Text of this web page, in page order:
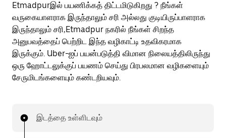
Etmadpurஇல் பயணிக்கத் திட்டமிடுகிறது ? நீங்கள்
வருகையாளராக இருந்தாலும் சரி அல்லது குடியிருப்பாளராக
இருந்தாலும் சரி,Etmadpur நகரில் நீங்கள் சிறந்த
அனுபவத்தைப் பெற்றிட இந்த வழிகாட்டி உதவிகரமாக
இருக்கும். Uber-ஐப் பயன்படுத்தி விமான நிலையத்திலிருந்து
ஒரு ஹோட்டலுக்குப் பயணம் செய்து பிரபலமான வழிகளையும்
சேருமிடங்களையும் கண்டறியவும்.
இடத்தை உள்ளிடவும்